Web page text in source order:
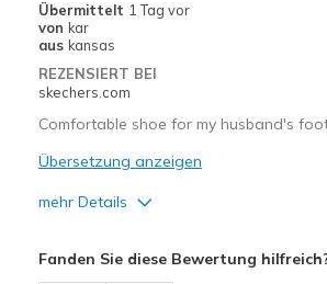
Übermittelt 1 Tag vor
von kar
aus kansas
REZENSIERT BEI
skechers.com
Comfortable shoe for my husband's
Übersetzung anzeigen
mehr Details
Fanden Sie diese Bewertung